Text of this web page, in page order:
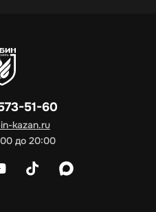
51-60
kazan.ru
до 20:00